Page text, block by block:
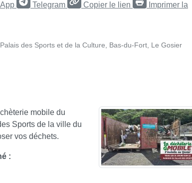
Telegram Copier le lien
Imprimer la
des Sports et de la Culture, Bas-du-Fort, Le Gosier
mobile du
Sports de la ville du
vos déchets.
: